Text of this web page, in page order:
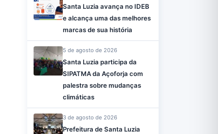
Santa Luzia avança no IDEB
e alcança uma das melhores
marcas de sua história
5 de agosto de 2026
Santa Luzia participa da
SIPATMA da Açoforja com
palestra sobre mudanças
climáticas
3 de agosto de 2026
Prefeitura de Santa Luzia